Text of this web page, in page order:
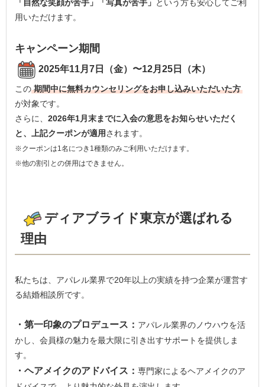
「自然な笑顔が苦手」「写真が苦手」 という方も安心してご利
用いただけます。
キャンペーン期間
2025年11月7日（金）〜12月25日（木）
この 期間中に無料カウンセリングをお申し込みいただいた方
が対象です。
さらに、2026年1月末までに入会の意思をお知らせいただく
と、上記クーポンが適用されます。
※クーポンは1名につき1種類のみご利用いただけます。
※他の割引との併用はできません。
ディアブライド東京が選ばれる
理由
私たちは、アパレル業界で20年以上の実績を持つ企業が運営す
る結婚相談所です。
・第一印象のプロデュース： アパレル業界のノウハウを活
かし、会員様の魅力を最大限に引き出すサポートを提供しま
す。
・ヘアメイクのアドバイス：専門家によるヘアメイクのア